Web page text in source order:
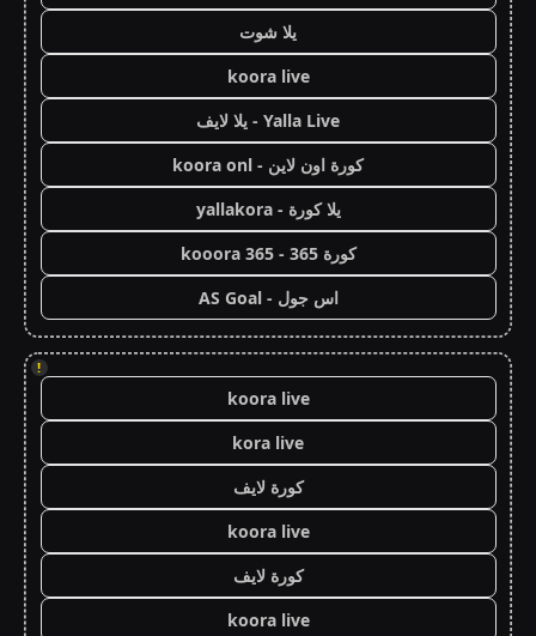
يلا شوت
koora live
Yalla Live - يلا لايف
كورة اون لاين - koora onl
يلا كورة - yallakora
كورة 365 - kooora 365
اس جول - AS Goal
!
koora live
kora live
كورة لايف
koora live
كورة لايف
koora live